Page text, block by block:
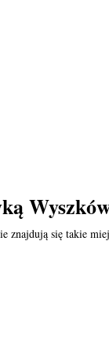
znajdują się takie